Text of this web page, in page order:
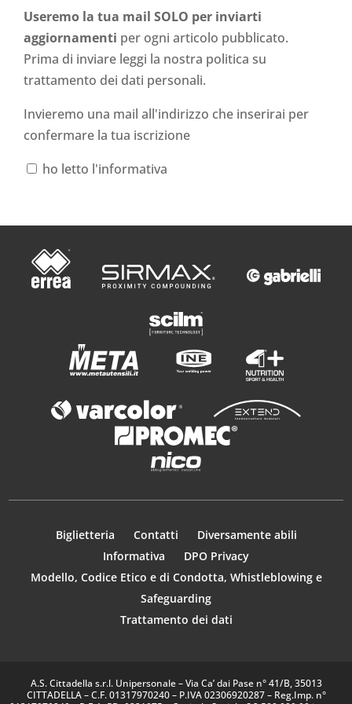
Useremo la tua mail SOLO per inviarti
aggiornamenti per ogni articolo pubblicato.
Prima di inviare leggi la nostra politica su
trattamento dei dati personali.
Invieremo una mail all'indirizzo che inserirai per
confermare la tua iscrizione
ho letto l'informativa
Biglietteria Contatti
Diversamente abili
Informativa
DPO Privacy
Modello, Codice Etico e di Condotta, Whistleblowing e
Safeguarding
Trattamento dei dati
A.S. Cittadella s.r.l. Unipersonale – Via Ca’ dai Pase n° 41/B, 35013
CITTADELLA – C.F. 01317970240 – P.IVA 02306920287 – Reg.Imp. n°